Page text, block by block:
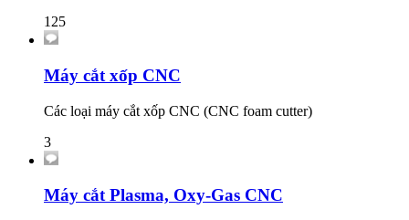
125
Máy cắt xốp CNC
Các loại máy cắt xốp CNC (CNC foam cutter)
3
Máy cắt Plasma, Oxy-Gas CNC